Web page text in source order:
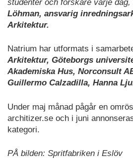
studenter och forskare varje dag,
Löhman, ansvarig
Arkitektur.
Natrium har utformats i
Arkitektur, Göteborgs
Akademiska Hus, Norconsult
Guillermo Calzadilla, Hanna
Under maj månad pågår en
architizer.se och i juni
kategori.
PÅ bilden: Spritfabriken i Eslöv